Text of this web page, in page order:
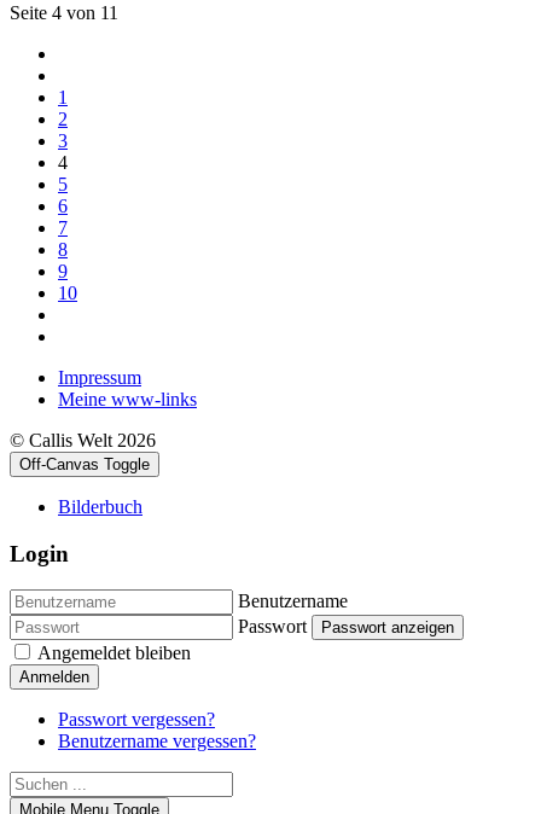
Seite 4 von 11
1
2
3
4
5
6
7
8
9
10
Impressum
Meine www-links
© Callis Welt 2026
Off-Canvas Toggle
Bilderbuch
Login
Benutzername
Passwort
Passwort anzeigen
Angemeldet bleiben
Anmelden
Passwort vergessen?
Benutzername vergessen?
Mobile Menu Toggle